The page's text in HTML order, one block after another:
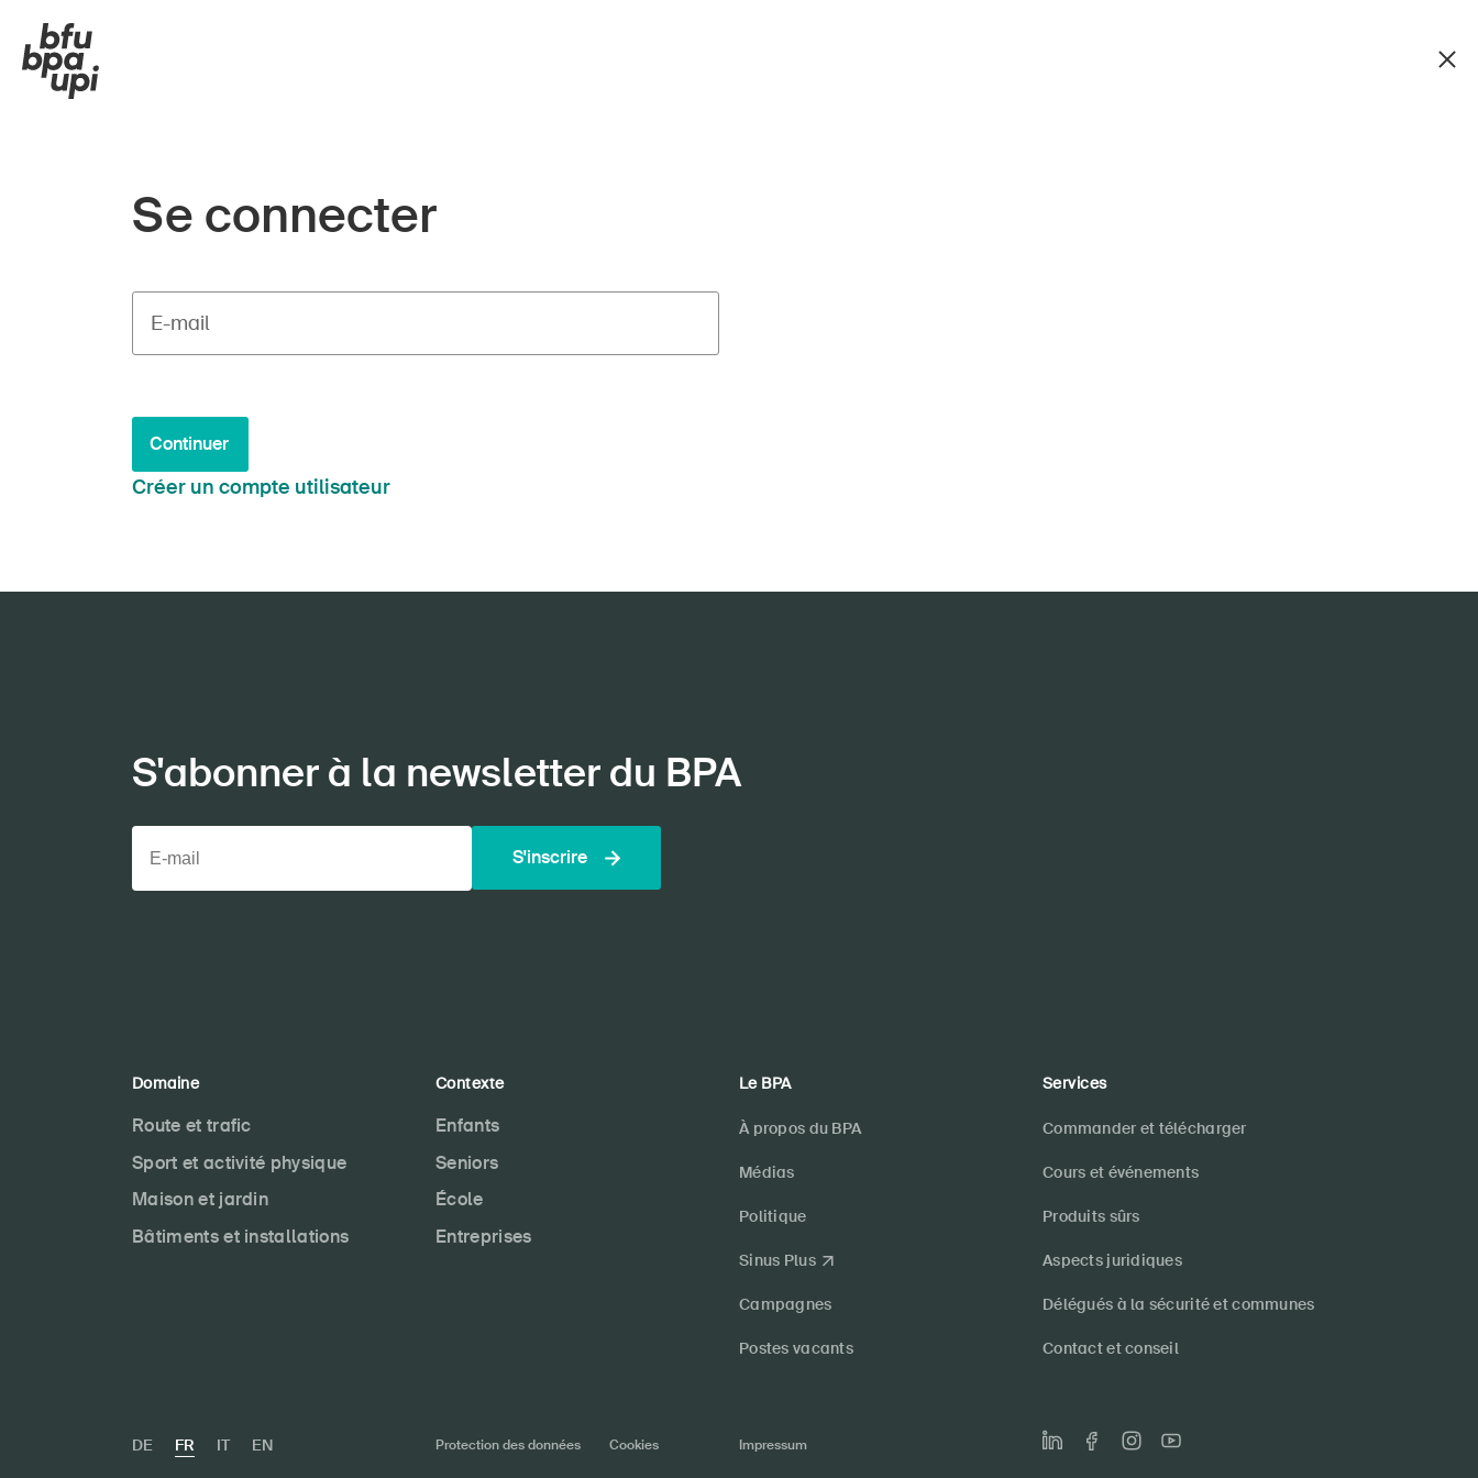
Se connecter
E-mail
Continuer
Créer un compte utilisateur
S'abonner à la newsletter du BPA
S'inscrire
Domaine
Route et trafic
Sport et activité physique
Maison et jardin
Bâtiments et installations
Contexte
Enfants
Seniors
École
Entreprises
Le BPA
À propos du BPA
Médias
Politique
Sinus Plus
Campagnes
Postes vacants
Services
Commander et télécharger
Cours et événements
Produits sûrs
Aspects juridiques
Délégués à la sécurité et communes
Contact et conseil
DE FR IT EN Protection des données Cookies Impressum